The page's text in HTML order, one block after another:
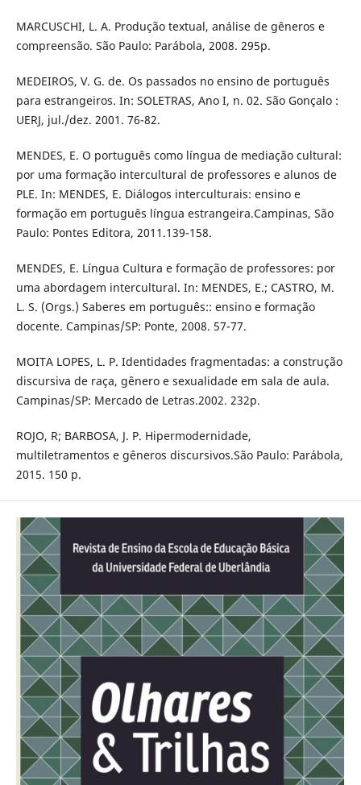
MARCUSCHI, L. A. Produção textual, análise de gêneros e
compreensão. São Paulo: Parábola, 2008. 295p.
MEDEIROS, V. G. de. Os passados no ensino de português
para estrangeiros. In: SOLETRAS, Ano I, n. 02. São Gonçalo :
UERJ, jul./dez. 2001. 76-82.
MENDES, E. O português como língua de mediação cultural:
por uma formação intercultural de professores e alunos de
PLE. In: MENDES, E. Diálogos interculturais: ensino e
formação em português língua estrangeira.Campinas, São
Paulo: Pontes Editora, 2011.139-158.
MENDES, E. Língua Cultura e formação de professores: por
uma abordagem intercultural. In: MENDES, E.; CASTRO, M.
L. S. (Orgs.) Saberes em português:: ensino e formação
docente. Campinas/SP: Ponte, 2008. 57-77.
MOITA LOPES, L. P. Identidades fragmentadas: a construção
discursiva de raça, gênero e sexualidade em sala de aula.
Campinas/SP: Mercado de Letras.2002. 232p.
ROJO, R; BARBOSA, J. P. Hipermodernidade,
multiletramentos e gêneros discursivos.São Paulo: Parábola,
2015. 150 p.